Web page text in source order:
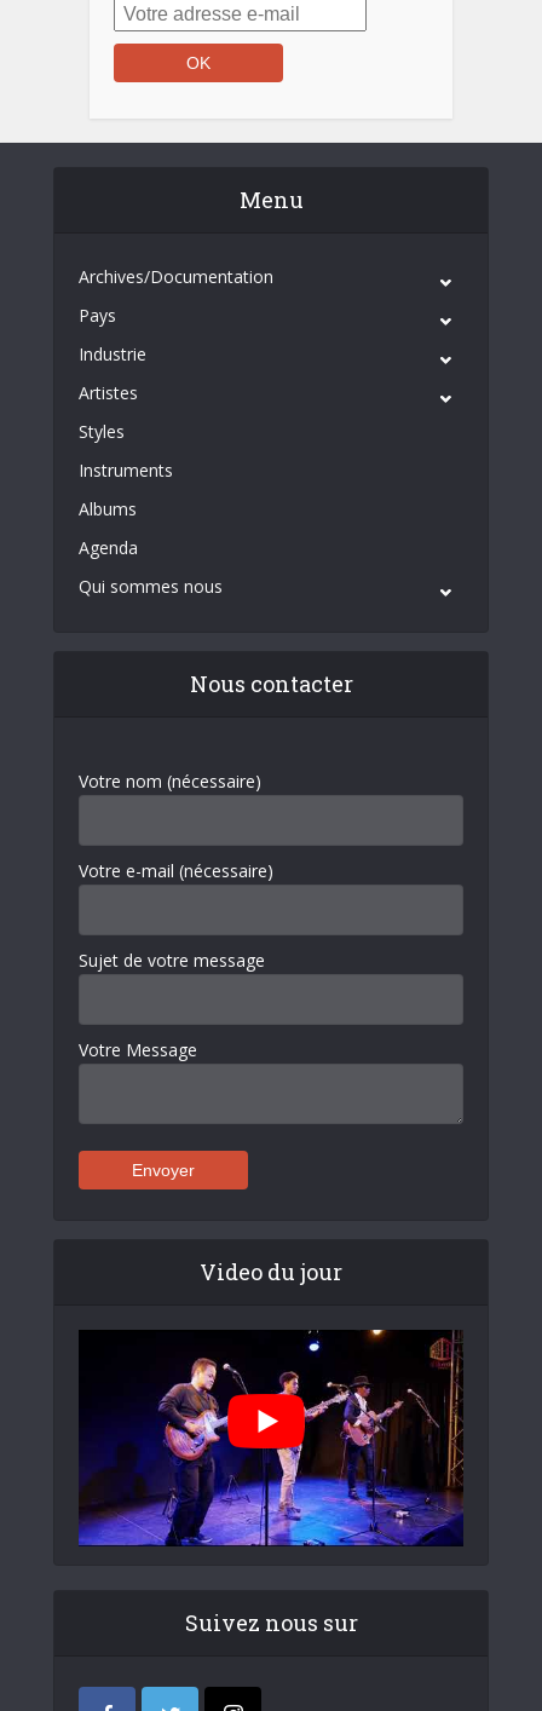
Menu
Archives/Documentation
Pays
Industrie
Artistes
Styles
Instruments
Albums
Agenda
Qui sommes nous
Nous contacter
Votre nom (nécessaire)
Votre e-mail (nécessaire)
Sujet de votre message
Votre Message
Video du jour
Suivez nous sur